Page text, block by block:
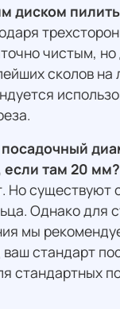
диском
чистым, но
сколов на
там 20 мм?
Но существуют
Однако для
мы
ваш стандарт
стандартных